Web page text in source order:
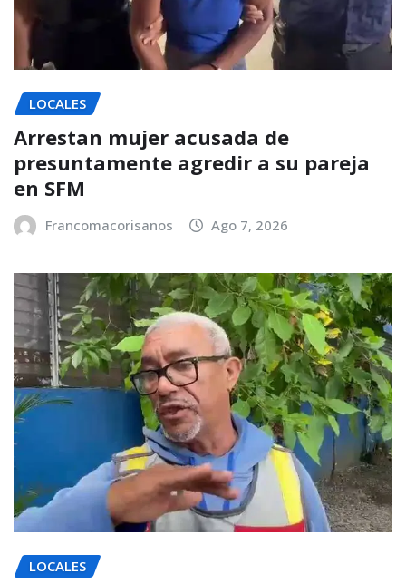
LOCALES
Arrestan mujer acusada de
presuntamente agredir a su pareja
en SFM
Francomacorisanos Ago 7, 2026
LOCALES